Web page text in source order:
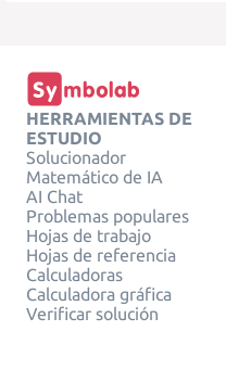
HERRAMIENTAS DE
ESTUDIO
Solucionador
Matemático de IA
AI Chat
Problemas populares
Hojas de trabajo
Hojas de referencia
Calculadoras
Calculadora gráfica
Verificar solución